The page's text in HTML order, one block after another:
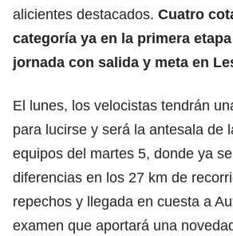
alicientes destacados. Cuatro
categoría ya en la primera
jornada con salida y meta en
El lunes, los velocistas tendrán
para lucirse y será la antesala de
equipos del martes 5, donde ya
diferencias en los 27 km de
repechos y llegada en cuesta a
examen que aportará una